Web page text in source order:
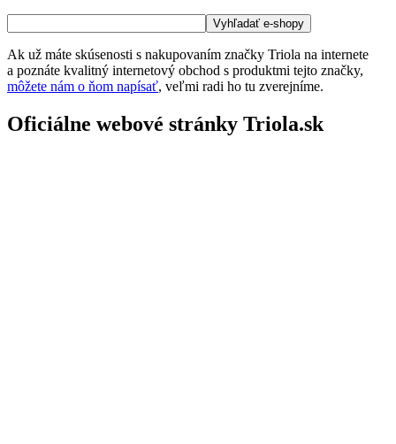
Ak už máte skúsenosti s nakupovaním značky Triola na internete
a poznáte kvalitný internetový obchod s produktmi tejto značky,
môžete nám o ňom napísať, veľmi radi ho tu zverejníme.
Oficiálne webové stránky Triola.sk